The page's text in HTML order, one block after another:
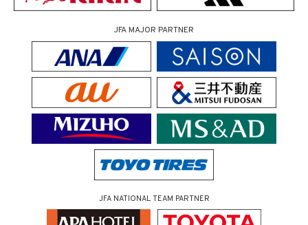
JFA MAJOR PARTNER
JFA NATIONAL TEAM PARTNER